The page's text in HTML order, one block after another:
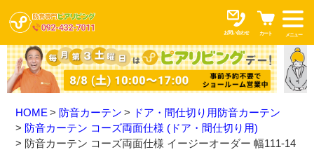
お問い合わせ カート メニュー
HOME 防音カーテン
ドア・間仕切り用防音カーテン
防音カーテン コーズ両面仕様 (ドア・間仕切り用)
防音カーテン コーズ両面仕様 イージーオーダー 幅111-14